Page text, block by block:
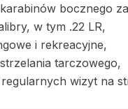
bocznego
w tym .22 LR,
i rekreacyjne,
tarczowego,
wizyt na